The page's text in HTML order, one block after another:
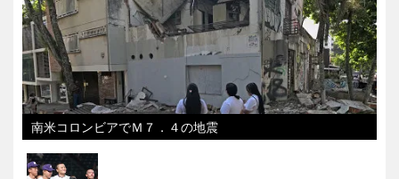
南米コロンビアでＭ７．４の地震